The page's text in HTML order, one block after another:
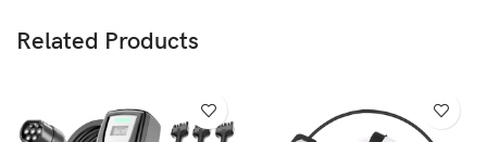
Related Products